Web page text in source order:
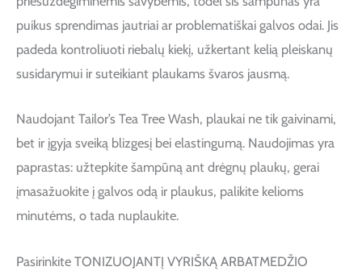
puikus sprendimas jautriai ar problematiškai galvos odai. Jis
padeda kontroliuoti riebalų kiekį, užkertant kelią pleiskanų
susidarymui ir suteikiant plaukams švaros jausmą.
Naudojant Tailor’s Tea Tree Wash, plaukai ne tik gaivinami,
bet ir įgyja sveiką blizgesį bei elastingumą. Naudojimas yra
paprastas: užtepkite šampūną ant drėgnų plaukų, gerai
įmasažuokite į galvos odą ir plaukus, palikite kelioms
minutėms, o tada nuplaukite.
Pasirinkite TONIZUOJANTĮ VYRIŠKĄ ARBATMEDŽIO